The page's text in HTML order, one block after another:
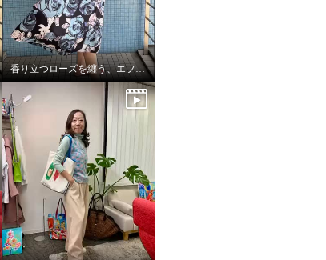
香り立つローズを纏う、エフォートレスワンピース